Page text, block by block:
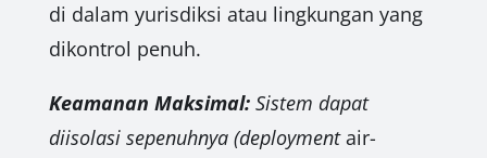
di dalam yurisdiksi atau lingkungan yang
dikontrol penuh.
Keamanan Maksimal:Sistem dapat
diisolasi sepenuhnya (deploymentair-